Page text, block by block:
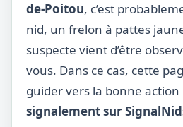
de-Poitou, c’est
nid, un frelon à pattes
suspecte vient d’être
vous. Dans ce cas, cette
guider vers la bonne action
signalement sur